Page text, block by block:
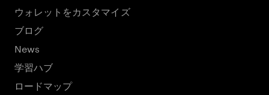
ウォレットをカスタマイズ
ブログ
News
学習ハブ
ロードマップ